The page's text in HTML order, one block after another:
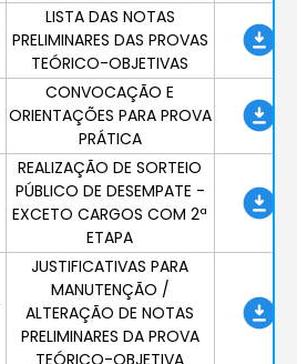
LISTA DAS NOTAS
PRELIMINARES DAS PROVAS
TEÓRICO-OBJETIVAS
CONVOCAÇÃO E
ORIENTAÇÕES PARA PROVA
PRÁTICA
REALIZAÇÃO DE SORTEIO
PÚBLICO DE DESEMPATE -
EXCETO CARGOS COM 2ª
ETAPA
JUSTIFICATIVAS PARA
MANUTENÇÃO /
ALTERAÇÃO DE NOTAS
PRELIMINARES DA PROVA
TEÓRICO-OBJETIVA